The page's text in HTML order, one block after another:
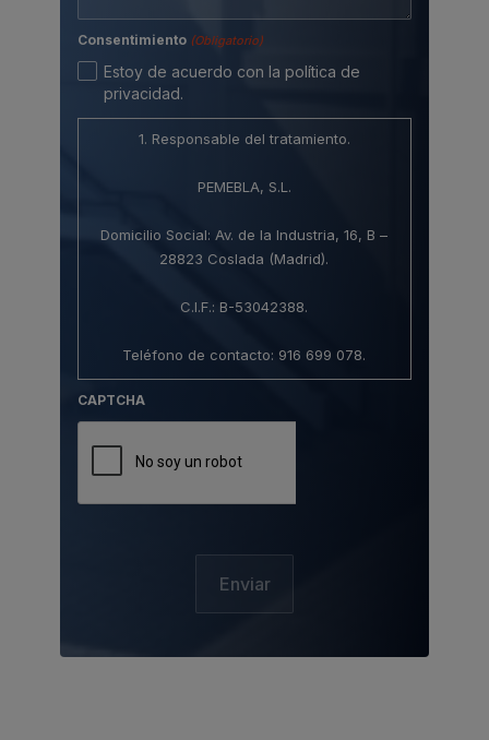
Consentimiento (Obligatorio)
Estoy de acuerdo con la política de
privacidad.
1. Responsable del tratamiento.
PEMEBLA, S.L.
Domicilio Social: Av. de la Industria, 16, B –
28823 Coslada (Madrid).
C.I.F.: B-53042388.
Teléfono de contacto: 916 699 078.
Correo electrónico: info@pemebla.com.
2. Protección de datos de carácter personal.
revocable y sin efectos retroactivos. Su
acceso a este Sitio Web está, por
CAPTCHA